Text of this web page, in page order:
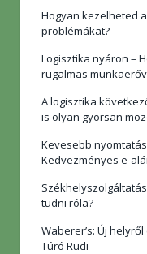
Hogyan kezelheted
problémákat?
Logisztika nyáron –
rugalmas
A logisztika
is olyan gyorsan
Kevesebb
Kedvezményes e-
tudni róla?
Waberer’s: Új
Túró Rudi